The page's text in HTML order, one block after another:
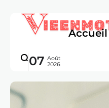
Accueil
07 Août
2026